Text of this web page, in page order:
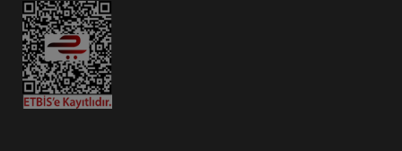
Şirketler Hukuku - 4 - II. Ticaret Hukuku Kongresi
- IX. Oturum Video Kaydı
360 TL